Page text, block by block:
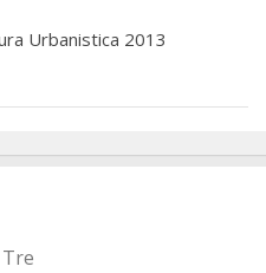
Urbanistica 2013